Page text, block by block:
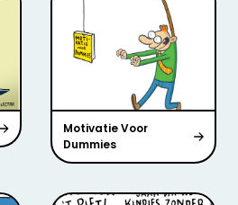
Motivatie Voor
Dummies